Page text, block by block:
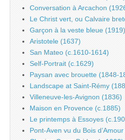
Conversation à Arcachon
Le Christ vert, ou Calvaire
Garçon à la veste bleue (1919)
Aristotele (1637)
San Mateo (c.1610-1614)
Self-Portrait (c.1629)
Paysan avec brouette (1848-
Landscape at Saint-Rémy
Villeneuve-les-Avignon (1836)
Maison en Provence (c.1885)
Le printemps à Essoyes
Pont-Aven vu du Bois